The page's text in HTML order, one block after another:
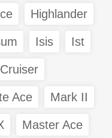
Highlander
Isis Ist
Ace Mark II
Master Ace